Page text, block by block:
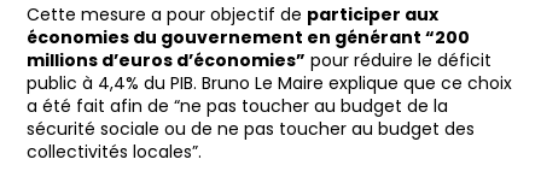
Cette mesure a pour objectif de participer aux
économies du gouvernement en générant “200
millions d’euros d’économies” pour réduire le déficit
public à 4,4% du PIB. Bruno Le Maire explique que ce choix
a été fait afin de “ne pas toucher au budget de la
sécurité sociale ou de ne pas toucher au budget des
collectivités locales”.